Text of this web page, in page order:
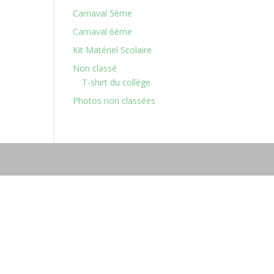
Carnaval 5ème
Carnaval 6ème
Kit Matériel Scolaire
Non classé
T-shirt du collège
Photos non classées